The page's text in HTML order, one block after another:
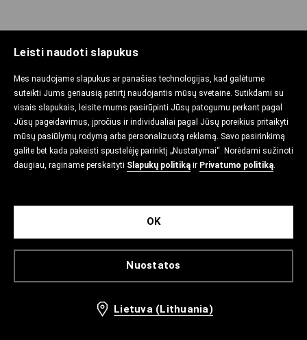
Leisti naudoti slapukus
Mes naudojame slapukus ar panašias technologijas, kad galėtume
suteikti Jums geriausią patirtį naudojantis mūsų svetaine. Sutikdami su
visais slapukais, leisite mums pasirūpinti Jūsų patogumu perkant pagal
Jūsų pageidavimus, įpročius ir individualiai pagal Jūsų poreikius pritaikyti
mūsų pasiūlymų rodymą arba personalizuotą reklamą. Savo pasirinkimą
galite bet kada pakeisti spustelėję parinktį „Nustatymai“. Norėdami sužinoti
daugiau, raginame perskaityti Slapukų politiką ir Privatumo politiką.
Nuostatos
OK
Lietuva (Lithuania)